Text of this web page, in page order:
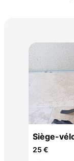
Siège-
25 €